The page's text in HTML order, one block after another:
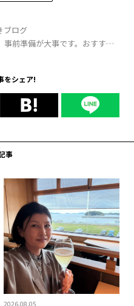
ブログ
前準備が大事です。おすすめ
をシェア!
事
2026.08.05